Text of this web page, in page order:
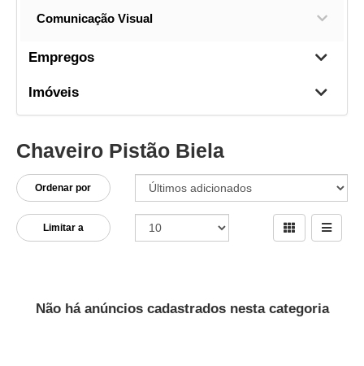
Comunicação Visual
Empregos
Imóveis
Chaveiro Pistão Biela
Ordenar por
Limitar a
Não há anúncios cadastrados nesta categoria